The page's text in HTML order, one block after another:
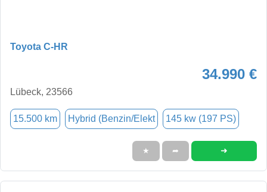
Toyota C-HR
34.990 €
Lübeck, 23566
15.500 km Hybrid (Benzin/Elekt 145 kw (197 PS)
★ ➦ ➜